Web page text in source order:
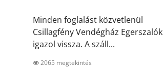
Minden foglalást közvetlenül
Csillagfény Vendégház Egerszalók
igazol vissza. A száll...
2065 megtekintés